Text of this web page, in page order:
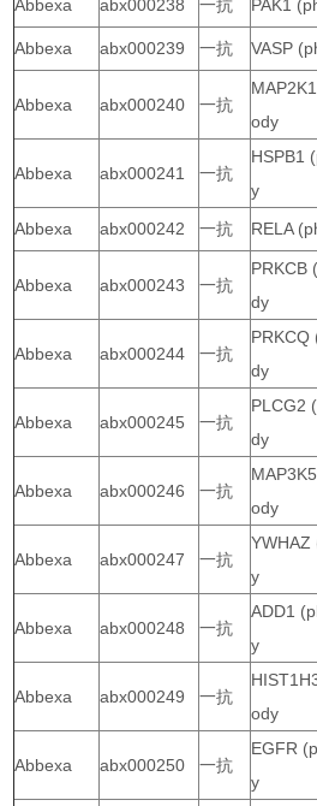
Abbexa abx000238 一抗 PAK1
Abbexa abx000239 一抗 VASP
Abbexa abx000240 一抗
ody
Abbexa abx000241 一抗
HSPB1
y
Abbexa abx000242 一抗 RELA
Abbexa abx000243 一抗
PRKCB
dy
Abbexa abx000244 一抗
PRKCQ
dy
Abbexa abx000245 一抗
PLCG2
dy
Abbexa abx000246 一抗
ody
Abbexa abx000247 一抗
YWHAZ
y
Abbexa abx000248 一抗
ADD1
y
Abbexa abx000249 一抗
ody
Abbexa abx000250 一抗
EGFR
y